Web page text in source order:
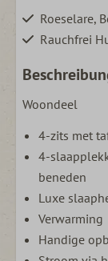
Roeselare,
Rauchfrei
Woondeel
4-zits met
4-
beneden
Luxe
Verwarming
Handige